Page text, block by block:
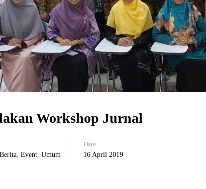
Workshop Jurnal
Berita Event Umum
Date
16 April 2019